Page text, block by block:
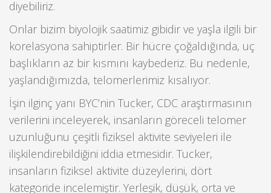
diyebiliriz.
Onlar bizim biyolojik saatimiz gibidir ve yaşla ilgili bir
korelasyona sahiptirler. Bir hücre çoğaldığında, uç
başlıkların az bir kısmını kaybederiz. Bu nedenle,
yaşlandığımızda, telomerlerimiz kısalıyor.
İşin ilginç yanı BYC’nin Tucker, CDC araştırmasının
verilerini inceleyerek, insanların göreceli telomer
uzunluğunu çeşitli fiziksel aktivite seviyeleri ile
ilişkilendirebildiğini iddia etmesidir. Tucker,
insanların fiziksel aktivite düzeylerini, dört
kategoride incelemiştir. Yerleşik, düşük, orta ve